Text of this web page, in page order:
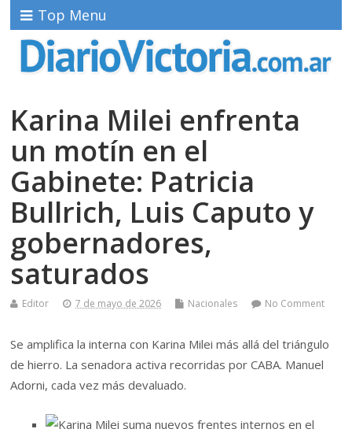
Top Menu
Karina Milei enfrenta
un motín en el
Gabinete: Patricia
Bullrich, Luis Caputo y
gobernadores,
saturados
Editor 7 de mayo de 2026 Nacionales No Comment
Se amplifica la interna con Karina Milei más allá del triángulo
de hierro. La senadora activa recorridas por CABA. Manuel
Adorni, cada vez más devaluado.